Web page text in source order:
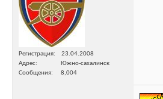
Регистрация
23.04.2008
Адрес
Южно-сахалинск
Сообщения
8,004